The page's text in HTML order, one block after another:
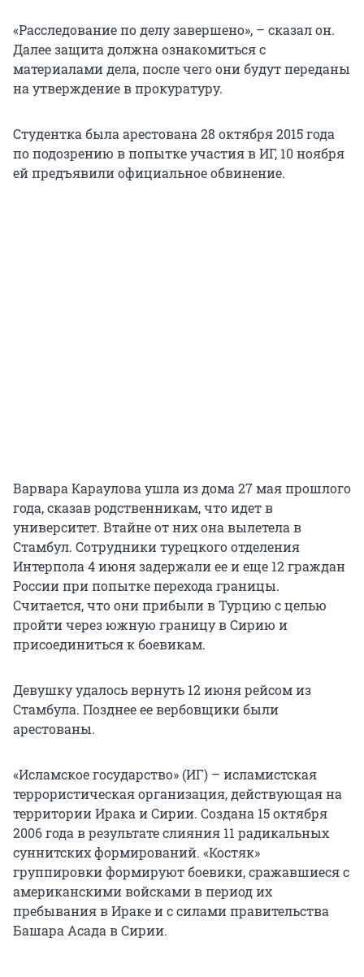
«Расследование по делу завершено», – сказал он.
Далее защита должна ознакомиться с
материалами дела, после чего они будут переданы
на утверждение в прокуратуру.
Студентка была арестована 28 октября 2015 года
по подозрению в попытке участия в ИГ, 10 ноября
ей предъявили официальное обвинение.
Варвара Караулова ушла из дома 27 мая прошлого
года, сказав родственникам, что идет в
университет. Втайне от них она вылетела в
Стамбул. Сотрудники турецкого отделения
Интерпола 4 июня задержали ее и еще 12 граждан
России при попытке перехода границы.
Считается, что они прибыли в Турцию с целью
пройти через южную границу в Сирию и
присоединиться к боевикам.
Девушку удалось вернуть 12 июня рейсом из
Стамбула. Позднее ее вербовщики были
арестованы.
«Исламское государство» (ИГ) – исламистская
террористическая организация, действующая на
территории Ирака и Сирии. Создана 15 октября
2006 года в результате слияния 11 радикальных
суннитских формирований. «Костяк»
группировки формируют боевики, сражавшиеся с
американскими войсками в период их
пребывания в Ираке и с силами правительства
Башара Асада в Сирии.